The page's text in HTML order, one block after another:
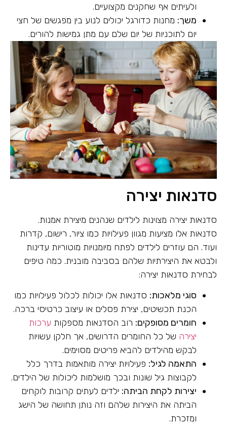
ולעיתים אף שחקנים מקצועיים.
משך: מחנות כדורגל יכולים לנוע בין מפגשים של חצי
יום לתוכניות של יום שלם עם מתן גמישות להורים.
סדנאות יצירה
סדנאות יצירה מצוינות לילדים שנהנים מיצירת אמנות.
סדנאות אלו מציעות מגוון פעילויות כמו ציור, רישום, קדרות
ועוד. הם עוזרים לילדים לפתח מיומנויות מוטוריות עדינות
ולבטא את היצירתיות שלהם בסביבה מובנית. כמה טיפים
לבחירת סדנאות יצירה:
סוגי מלאכות: סדנאות אלו יכולות לכלול פעילויות כמו
הכנת תכשיטים, יצירת פסלים או עיצוב כרטיסי ברכה.
חומרים מסופקים: רוב הסדנאות מספקות ערכות
יצירה של כל החומרים הדרושים, אך חלקן עשויות
לבקש מהילדים להביא פריטים מסוימים.
התאמה לגיל: פעילויות יצירה מותאמות בדרך כלל
לקבוצות גיל שונות ובכך מושלמות ליכולות של הילדים.
יצירות לקחת הביתה: ילדים לעתים קרובות לוקחים
הביתה את היצירות שלהם וזה נותן תחושה של הישג
ומזכרת.